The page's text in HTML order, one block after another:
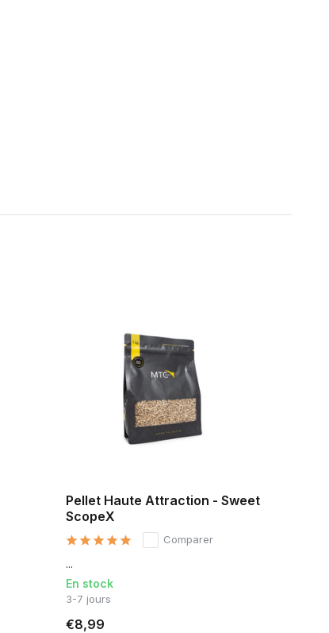
Pellet Haute Attraction - Sweet
ScopeX
Comparer
...
En stock
3-7 jours
€8,99